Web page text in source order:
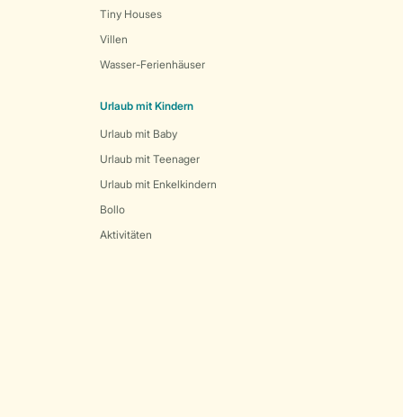
Tiny Houses
Villen
Wasser-Ferienhäuser
Urlaub mit Kindern
Urlaub mit Baby
Urlaub mit Teenager
Urlaub mit Enkelkindern
Bollo
Aktivitäten